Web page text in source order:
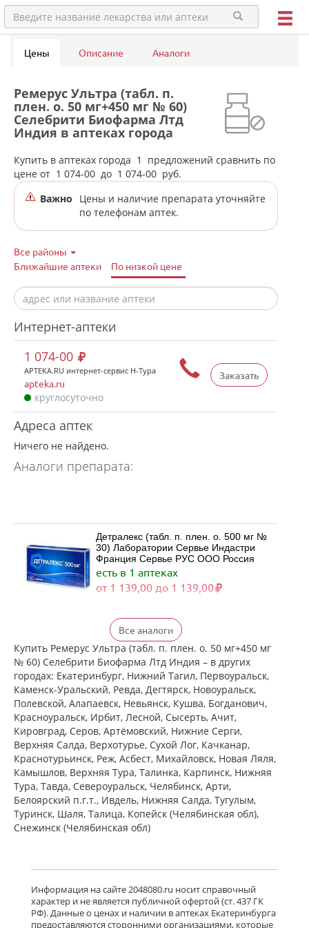
Цены Описание Аналоги
Ремерус Ультра (табл. п.
плен. о. 50 мг+450 мг № 60)
Селебрити Биофарма Лтд
Индия в аптеках города
Купить в аптеках города 1
предложений сравнить по
цене от 1 074-00 до 1 074-00 руб.
Важно
Цены и наличие препарата уточняйте
по телефонам аптек.
Все районы
Ближайшие аптеки
По низкой цене
Интернет-аптеки
Заказать
1 074-00
APTEKA.RU интернет-сервис Н-Тура
apteka.ru
круглосуточно
Адреса аптек
Ничего не найдено.
Аналоги препарата:
Детралекс (табл. п. плен. о. 500 мг №
30) Лаборатории Сервье Индастри
Франция Сервье РУС ООО Россия
есть в 1 аптеках
от 1 139,00 до 1 139,00
Детралекс (табл. п. плен. о. 500 мг №
60) Лаборатории Сервье Индастри
Франция Сервье РУС ООО Россия
есть в 1 аптеках
от 2 164,00 до 2 164,00
Венарус (табл. п. плен. о. 50 мг+450
мг № 30) Алиум АО (Московская
обл,.рп. Оболенск) Россия
есть в 1 аптеках
от 1 183,00 до 1 183,00
Венарус (табл. п. плен. о. 50 мг+450
мг № 60) Алиум АО (Московская
обл,.рп. Оболенск) Россия
есть в 1 аптеках
Детралекс (табл. п. плен. о. 1000 мг
№ 60) Лаборатории Сервье
Индастри Франция Сервье РУС ООО
Россия
Все аналоги
Купить Ремерус Ультра (табл. п. плен. о. 50 мг+450 мг
№ 60) Селебрити Биофарма Лтд Индия – в других
городах: Екатеринбург, Нижний Тагил, Первоуральск,
Каменск-Уральский, Ревда, Дегтярск, Новоуральск,
Полевской, Алапаевск, Невьянск, Кушва, Богданович,
Красноуральск, Ирбит, Лесной, Сысерть, Ачит,
Кировград, Серов, Артёмовский, Нижние Cерги,
Верхняя Салда, Верхотурье, Сухой Лог, Качканар,
Краснотурьинск, Реж, Асбест, Михайловск, Новая Ляля,
Камышлов, Верхняя Тура, Талинка, Карпинск, Нижняя
Тура, Тавда, Североуральск, Челябинск, Арти,
Белоярский п.г.т., Ивдель, Нижняя Салда, Тугулым,
Туринск, Шаля, Талица, Копейск (Челябинская обл),
Снежинск (Челябинская обл)
Информация на сайте 2048080.ru носит справочный
характер и не является публичной офертой (ст. 437 ГК
РФ). Данные о ценах и наличии в аптеках Екатеринбурга
предоставляются сторонними организациями, которые